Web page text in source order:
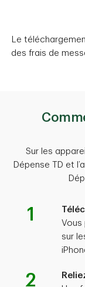
Le
des frais de
Sur les
Dépense TD et
1
Vous
sur
2